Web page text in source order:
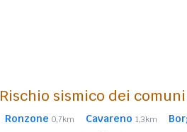
Rischio sismico dei
Ronzone 0,7km Cavareno 1,3km